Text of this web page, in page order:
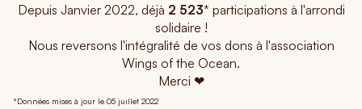
Depuis Janvier 2022, déjà 2 523* participations à l'arrondi
solidaire !
Nous reversons l'intégralité de vos dons à l'association
Wings of the Ocean.
Merci ❤
*Données mises à jour le 05 juillet 2022